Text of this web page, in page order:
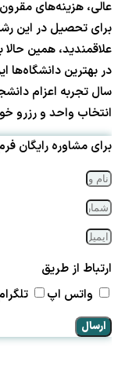
عالی، هزینه‌های
برای تحصیل در این
علاقمندید، همین حالا
در بهترین دانشگاه‌ها
سال تجربه اعزام
انتخاب واحد و رزرو
برای مشاوره رایگان
ارتباط از طریق
واتس اپ
ارسال